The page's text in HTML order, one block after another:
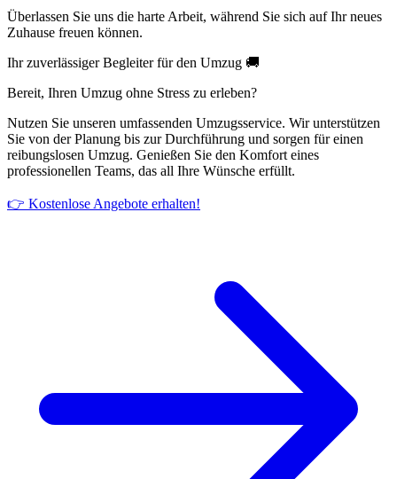
Überlassen Sie uns die harte Arbeit, während Sie sich auf Ihr neues
Zuhause freuen können.
Ihr zuverlässiger Begleiter für den Umzug 🚚
Bereit, Ihren Umzug ohne Stress zu erleben?
Nutzen Sie unseren umfassenden Umzugsservice. Wir unterstützen
Sie von der Planung bis zur Durchführung und sorgen für einen
reibungslosen Umzug. Genießen Sie den Komfort eines
professionellen Teams, das all Ihre Wünsche erfüllt.
👉 Kostenlose Angebote erhalten!